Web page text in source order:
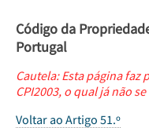
Código da
Portugal
Cautela: Esta página
CPI2003, o qual já não
Voltar ao Artigo 51.º